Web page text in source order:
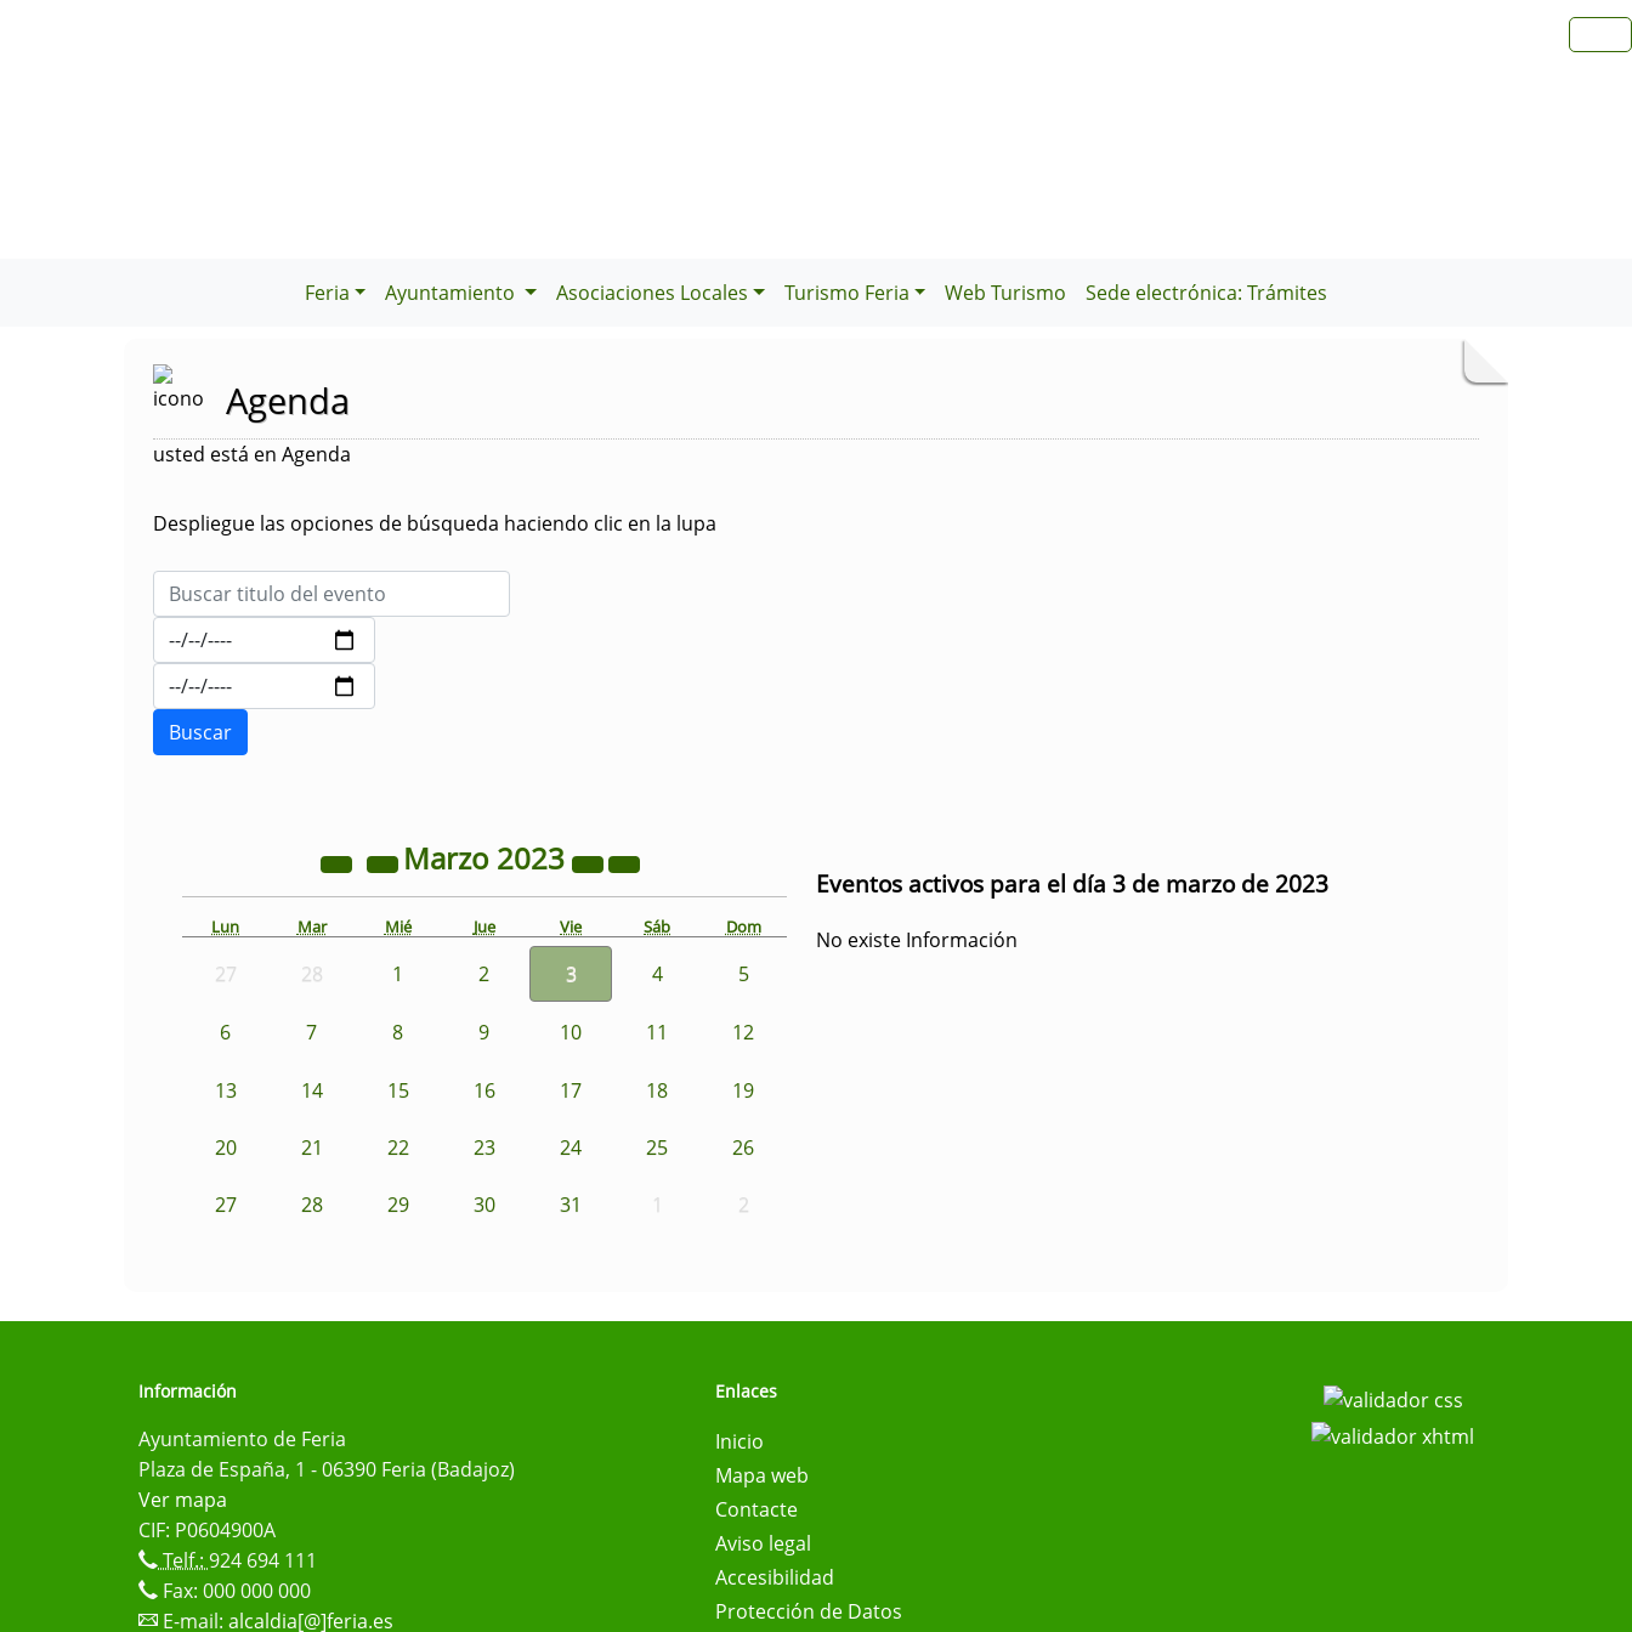
Feria Ayuntamiento Asociaciones Locales Turismo Feria Web Turismo Sede electrónica: Trámites
Agenda
usted está en Agenda
Despliegue las opciones de búsqueda haciendo clic en la lupa
Marzo 2023
Lun Mar Mié Jue Vie Sáb Dom
27 28 1 2 3 4 5
6 7 8 9 10 11 12
13 14 15 16 17 18 19
20 21 22 23 24 25 26
27 28 29 30 31 1 2
Eventos activos para el día 3 de marzo de 2023
No existe Información
Información
Ayuntamiento de Feria
Plaza de España, 1 - 06390 Feria (Badajoz)
Ver mapa
CIF: P0604900A
Telf.: 924 694 111
Fax: 000 000 000
E-mail: alcaldia[@]feria.es
Enlaces
Inicio
Mapa web
Contacte
Aviso legal
Accesibilidad
Protección de Datos